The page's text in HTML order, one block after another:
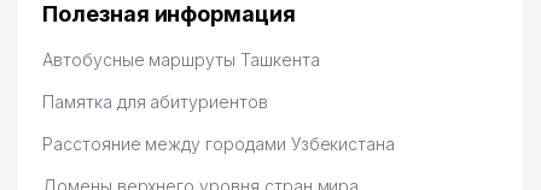
Hamida 03.08.2026 12:45:39
Полезная информация
Автобусные маршруты Ташкента
Памятка для абитуриентов
Расстояние между городами Узбекистана
Домены верхнего уровня стран мира